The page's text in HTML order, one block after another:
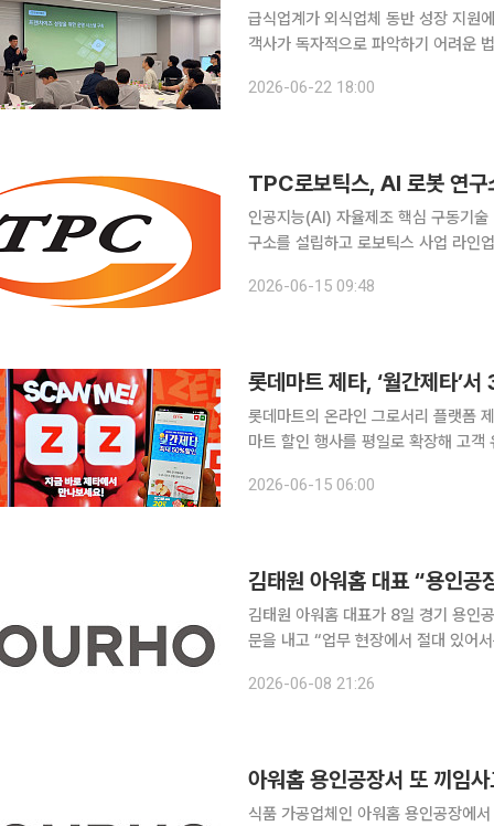
급식업계가 외식업체 동반 성장 지원
객사가 독자적으로 파악하기 어려운
는 최근 본사에서 외식 프랜차이즈 기
2026-06-22 18:00
인공지능(AI) 자율제조 핵심 구동기
구소를 설립하고 로보틱스 사업 라인
2026-06-15 09:48
롯데마트 제타, ‘월간제타’
롯데마트의 온라인 그로서리 플랫폼
마트 할인 행사를 평일로 확장해 고객 유입을 늘리겠다
2026-06-15 06:00
김태원 아워홈 대표 “용인공
김태원 아워홈 대표가 8일 경기 용인
문을 내고 “업무 현장에서 절대 있어
김 대표는 사과문에서 “오늘 오후 2
2026-06-08 21:26
아워홈 용인공장서 또 끼임
식품 가공업체인 아워홈 용인공장에